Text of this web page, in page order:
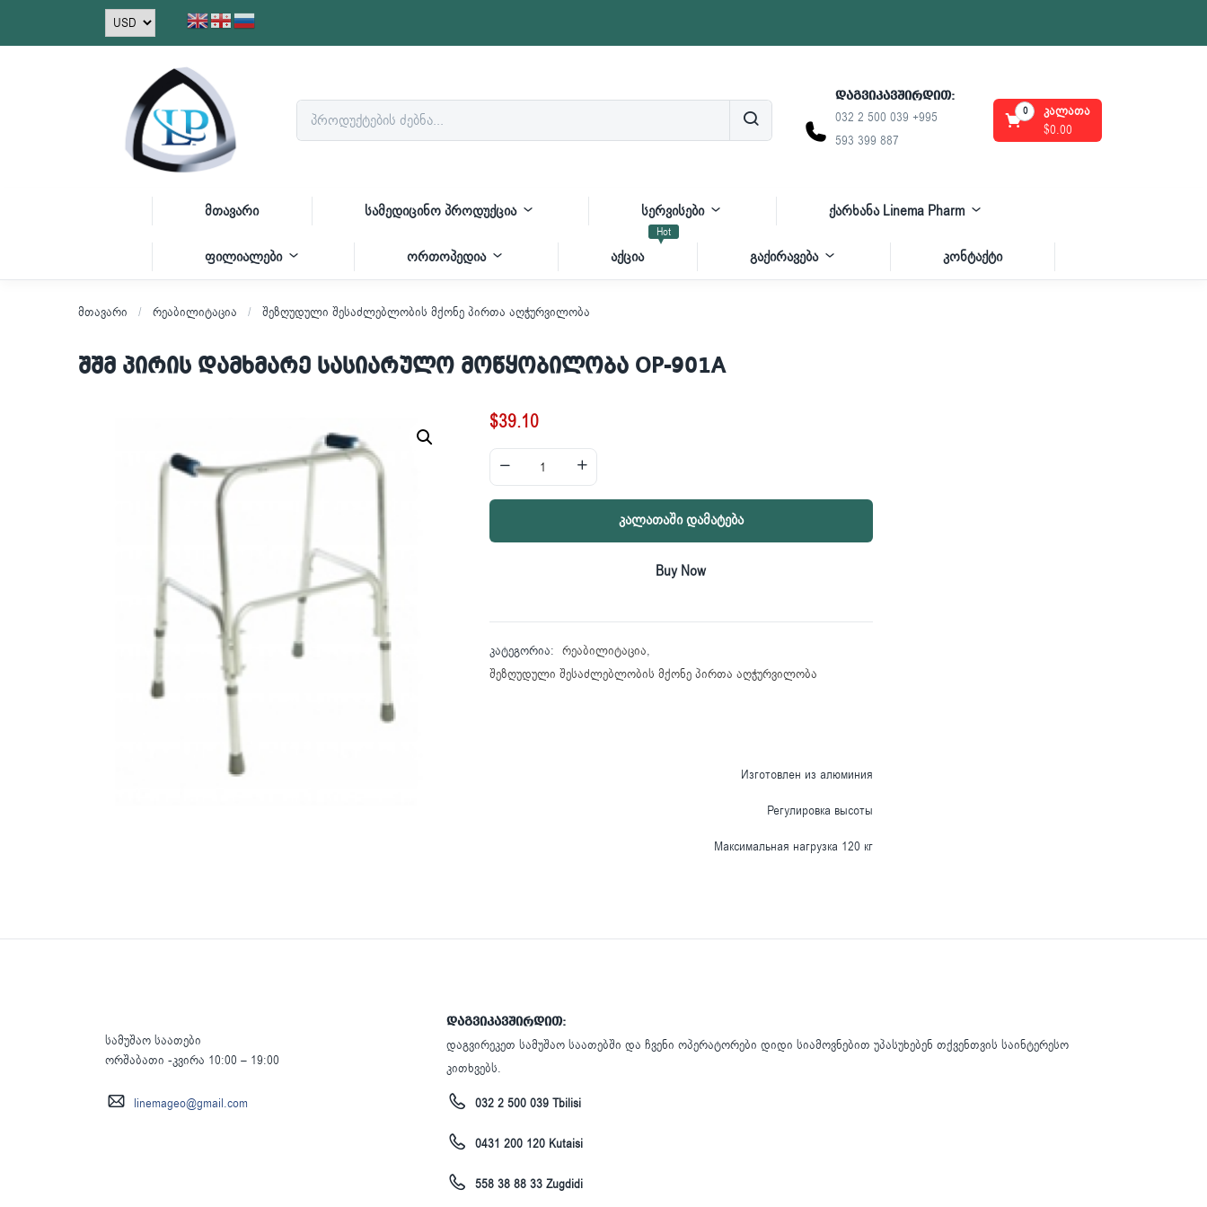
დაგვიკავშირდით:
032 2 500 039 +995
593 399 887
კალათა
0
$0.00
მთავარი სამედიცინო პროდუქცია სერვისები ქარხანა Linema Pharm
ფილიალები ორთოპედია
Hot
აქცია გაქირავება კონტაქტი
მთავარი რეაბილიტაცია შეზღუდული შესაძლებლობის მქონე პირთა აღჭურვილობა
შშმ პირის დამხმარე სასიარულო მოწყობილობა OP-901A
$39.10
Კალათაში Დამატება
Buy Now
კატეგორია: რეაბილიტაცია,
შეზღუდული შესაძლებლობის მქონე პირთა აღჭურვილობა
Изготовлен из алюминия
Регулировка высоты
Максимальная нагрузка 120 кг
სამუშაო საათები
ორშაბათი -კვირა 10:00 – 19:00
linemageo@gmail.com
დაგვიკავშირდით:
დაგვირეკეთ სამუშაო საათებში და ჩვენი ოპერატორები დიდი სიამოვნებით უპასუხებენ თქვენთვის საინტერესო
კითხვებს.
032 2 500 039 Tbilisi
0431 200 120 Kutaisi
558 38 88 33 Zugdidi